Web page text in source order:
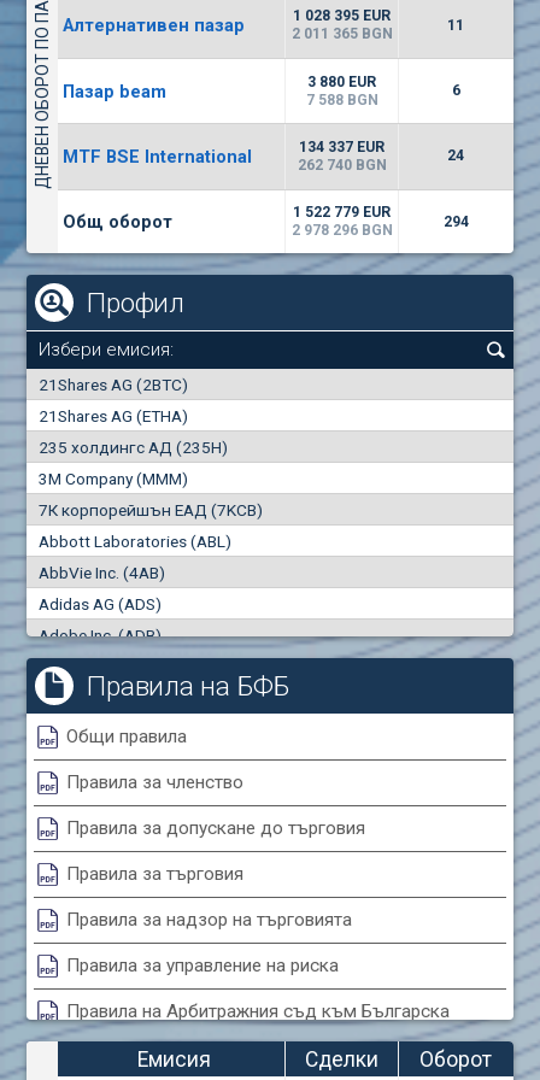
(CHIM) Химимпорт
-1.71% 0 5750
1 1246
1 6300EUR
1880
171135
ДНЕВЕН ОБОРОТ ПО ПАЗАРИ Алтернативен пазар
1 028 395 EUR
2 011 365 BGN
11
Пазар beam
3 880 EUR
7 588 BGN
6
MTF BSE International
134 337 EUR
262 740 BGN
24
Общ оборот
1 522 779 EUR
2 978 296 BGN
294
Профил
Избери емисия:
21Shares AG (2BTC)
21Shares AG (ETHA)
235 холдингс АД (235H)
3M Company (MMM)
7К корпорейшън ЕАД (7KCB)
Abbott Laboratories (ABL)
AbbVie Inc. (4AB)
Adidas AG (ADS)
Adobe Inc. (ADB)
Advanced Micro Devices Inc. (AMD)
Agrana Beteiligungs AG (AGB2)
Air Canada Inc. (ADH2)
Air France (AFR0)
Air Liquide SA (AIL)
Airbus SE (AIR)
Aixtron SE (AIXA)
Algonquin Power & Utilities Corp (751)
Alibaba Group Holding Ltd. (AHLA)
Allianz SE (ALV)
Alphabet Inc. (ABEA)
Alphabet Inc. (ABEC)
Altria Group Inc. (PHM7)
Amazon.com Inc. (AMZ)
0000
0.000
Най-добра
"купува"
0
Най-добра
0
Сделки
0
Оборот (евро)
0
Правила на БФБ
Общи правила
Правила за членство
Правила за допускане до търговия
Правила за търговия
Правила за надзор на търговията
Правила за управление на риска
Правила на Арбитражния съд към Българска
фондова борса
Емисия Сделки
Оборот